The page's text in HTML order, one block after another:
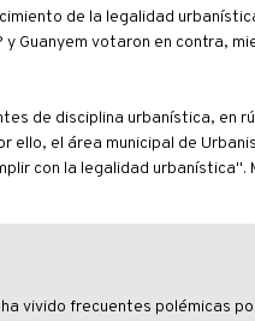
de la legalidad
Guanyem votaron en contra,
de disciplina urbanística, en
ello, el área municipal de
con la legalidad urbanística".
vivido frecuentes polémicas